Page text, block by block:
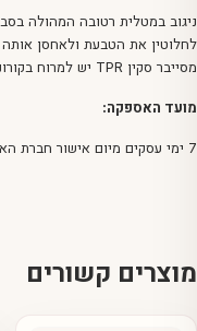
ניגוב במטלית רטובה המהולה
לחלוטין את הטבעת ולאחסן
מסייבר סקין TPR יש למרוח בקורונפלור).
מועד האספקה:
7 ימי עסקים מיום אישור חברת האשראי.
מוצרים קשורים